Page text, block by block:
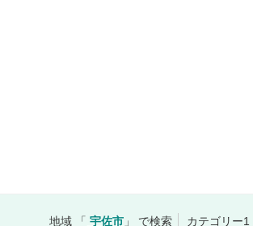
地域 「 宇佐市 」 で検索 カテゴリー1